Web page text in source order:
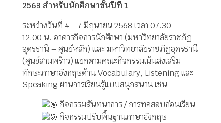
2568 สำหรับนักศึกษาชั้นปีที่ 1
ระหว่างวันที่ 4 – 7 มิถุนายน 2568 เวลา 07.30 –
12.00 น. อาคารกิจการนักศึกษา (มหาวิทยาลัยราชภัฏ
อุดรธานี – ศูนย์หลัก) และ มหาวิทยาลัยราชภัฏอุดรธานี
(ศูนย์สามพร้าว) แยกตามคณะกิจกรรมเน้นส่งเสริม
ทักษะภาษาอังกฤษด้าน Vocabulary, Listening และ
Speaking ผ่านการเรียนรู้แบบสนุกสนาน เช่น
กิจกรรมสันทนาการ / การทดสอบก่อนเรียน
กิจกรรมปรับพื้นฐานภาษาอังกฤษ